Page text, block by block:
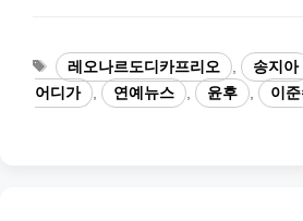
태
그
레오나르도디카프리오 송지아
어디가
연예뉴스 윤후 이